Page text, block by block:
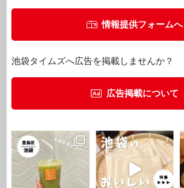
情報提供フォームへ
池袋タイムズへ広告を掲載しませんか？
広告掲載について